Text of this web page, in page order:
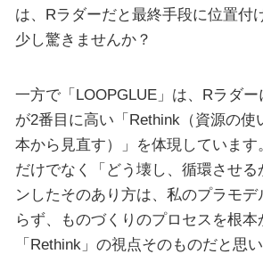
は、Rラダーだと最終手段に位置付
少し驚きませんか？
一方で「LOOPGLUE」は、Rラダ
が2番目に高い「Rethink（資源の使
本から見直す）」を体現しています
だけでなく「どう壊し、循環させる
ンしたそのあり方は、私のプラモデ
らず、ものづくりのプロセスを根本
「Rethink」の視点そのものだと思い